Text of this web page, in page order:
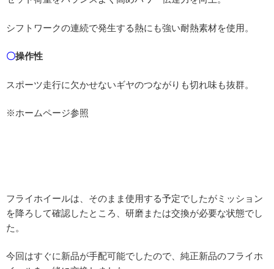
シフトワークの連続で発生する熱にも強い耐熱素材を使用。
〇操作性
スポーツ走行に欠かせないギヤのつながりも切れ味も抜群。
※ホームページ参照
フライホイールは、そのまま使用する予定でしたがミッション
を降ろして確認したところ、研磨または交換が必要な状態でし
た。
今回はすぐに新品が手配可能でしたので、純正新品のフライホ